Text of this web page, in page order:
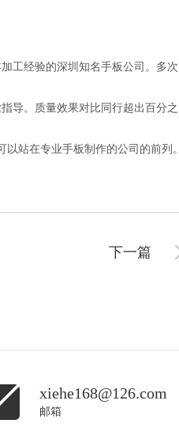
工经验的深圳知名手板公司。多次
导。质量效果对比同行超出百分之
站在专业手板制作的公司的前列。
下一篇
xiehe168@126.com
邮箱